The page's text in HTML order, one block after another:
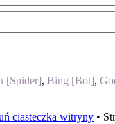
[Spider], Bing [Bot],
ciasteczka witryny •